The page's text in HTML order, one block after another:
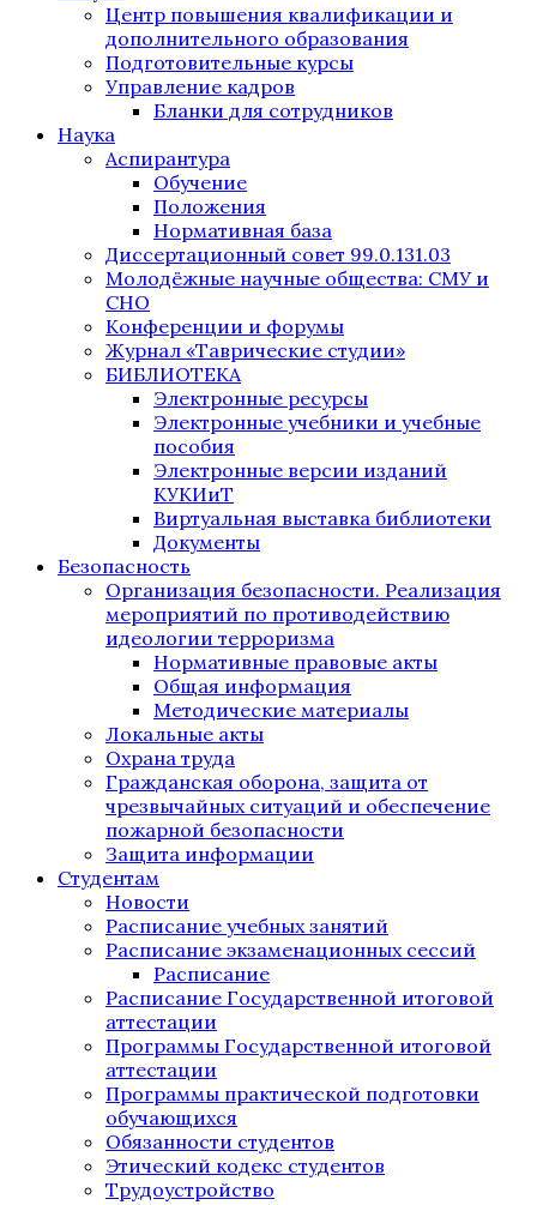
Центр повышения квалификации и
дополнительного образования
Подготовительные курсы
Управление кадров
Бланки для сотрудников
Наука
Аспирантура
Обучение
Положения
Нормативная база
Диссертационный совет 99.0.131.03
Молодёжные научные общества: СМУ и
СНО
Конференции и форумы
Журнал «Таврические студии»
БИБЛИОТЕКА
Электронные ресурсы
Электронные учебники и учебные
пособия
Электронные версии изданий
КУКИиТ
Виртуальная выставка библиотеки
Документы
Безопасность
Организация безопасности. Реализация
мероприятий по противодействию
идеологии терроризма
Нормативные правовые акты
Общая информация
Методические материалы
Локальные акты
Охрана труда
Гражданская оборона, защита от
чрезвычайных ситуаций и обеспечение
пожарной безопасности
Защита информации
Студентам
Новости
Расписание учебных занятий
Расписание экзаменационных сессий
Расписание
Расписание Государственной итоговой
аттестации
Программы Государственной итоговой
аттестации
Программы практической подготовки
обучающихся
Обязанности студентов
Этический кодекс студентов
Трудоустройство